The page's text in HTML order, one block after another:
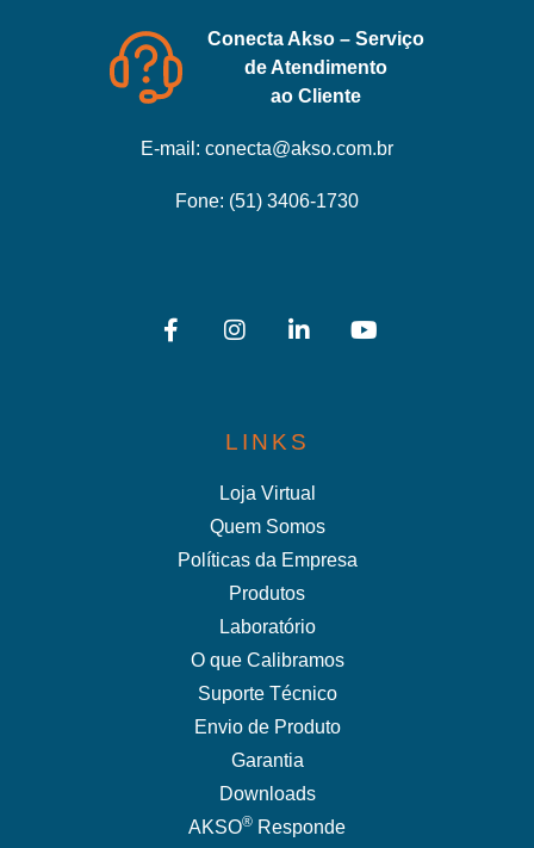
Conecta Akso – Serviço
de Atendimento
ao Cliente
E-mail: conecta@akso.com.br
Fone: (51) 3406-1730
LINKS
Loja Virtual
Quem Somos
Políticas da Empresa
Produtos
Laboratório
O que Calibramos
Suporte Técnico
Envio de Produto
Garantia
Downloads
AKSO® Responde